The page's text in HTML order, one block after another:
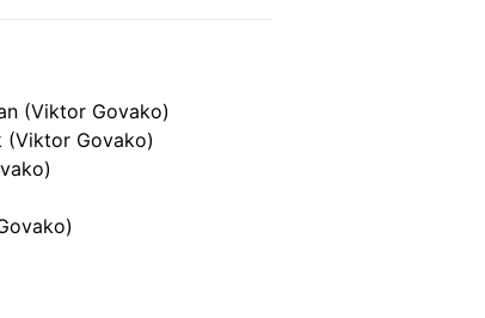
(Viktor Govako)
(Viktor Govako)